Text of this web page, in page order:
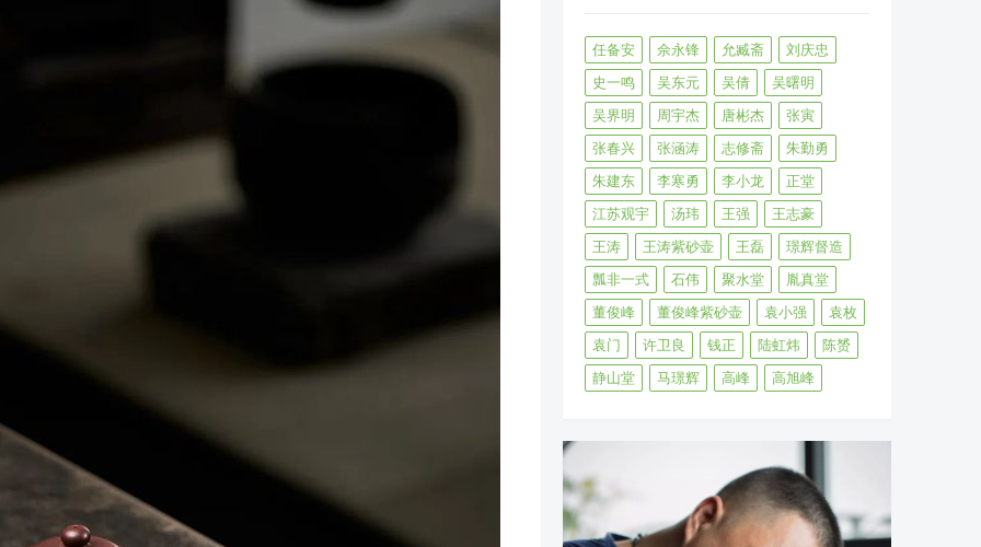
任备安 佘永锋 允臧斋
刘庆忠
史一鸣
吴东元 吴倩
吴曙明
吴界明
周宇杰 唐彬杰
张寅
张春兴
张涵涛 志修斋
朱勤勇
朱建东
李寒勇 李小龙
正堂
江苏观宇
汤玮 王强
王志豪
王涛
王涛紫砂壶 王磊
璟辉督造
瓢非一式
石伟 聚水堂
胤真堂
董俊峰
董俊峰紫砂壶 袁小强
袁枚
袁门
许卫良 钱正 陆虹炜
陈赟
静山堂
马璟辉 高峰 高旭峰